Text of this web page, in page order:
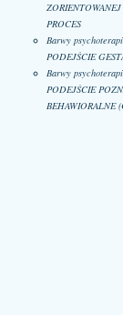
PROCES
Barwy
PODEJŚCIE
Barwy
PODEJŚCIE
BEHAWIORALNE